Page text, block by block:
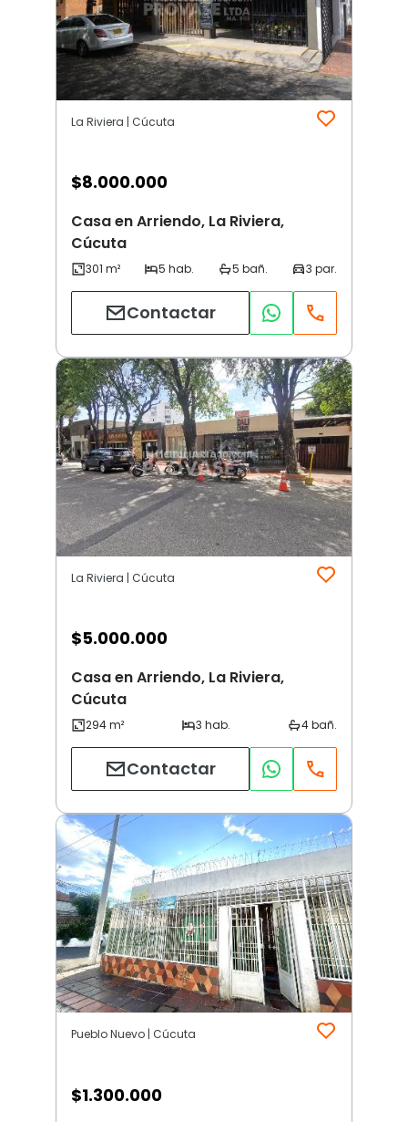
La Riviera | Cúcuta
$8.000.000
Casa en Arriendo, La Riviera,
Cúcuta
Contactar
La Riviera | Cúcuta
$5.000.000
Casa en Arriendo, La Riviera,
Cúcuta
Contactar
Pueblo Nuevo | Cúcuta
$1.300.000